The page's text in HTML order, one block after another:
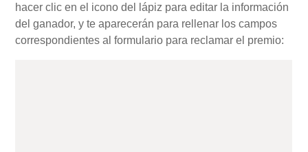
hacer clic en el icono del lápiz para editar la información
del ganador, y te aparecerán para rellenar los campos
correspondientes al formulario para reclamar el premio: